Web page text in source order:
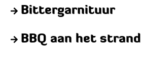
Bittergarnituur
BBQ aan het strand